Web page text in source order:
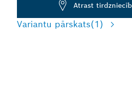
Atrast
Variantu pārskats(1)